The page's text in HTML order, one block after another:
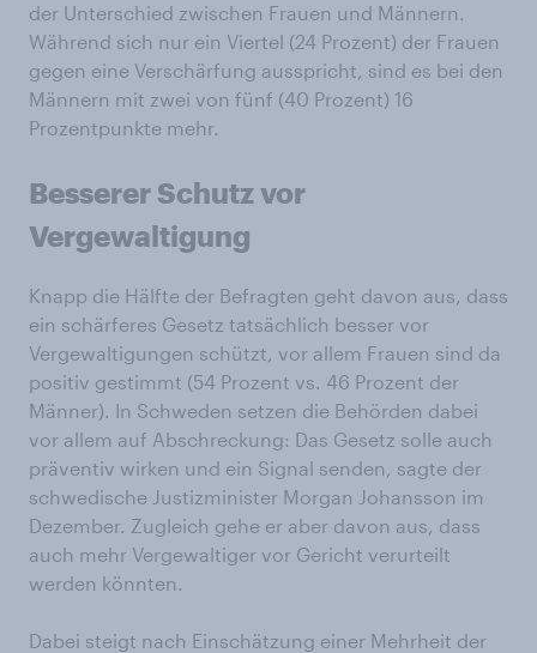
der Unterschied zwischen Frauen und Männern.
Während sich nur ein Viertel (24 Prozent) der Frauen
gegen eine Verschärfung ausspricht, sind es bei den
Männern mit zwei von fünf (40 Prozent) 16
Prozentpunkte mehr.
Besserer Schutz vor
Vergewaltigung
Knapp die Hälfte der Befragten geht davon aus, dass
ein schärferes Gesetz tatsächlich besser vor
Vergewaltigungen schützt, vor allem Frauen sind da
positiv gestimmt (54 Prozent vs. 46 Prozent der
Männer). In Schweden setzen die Behörden dabei
vor allem auf Abschreckung: Das Gesetz solle auch
präventiv wirken und ein Signal senden, sagte der
schwedische Justizminister Morgan Johansson im
Dezember. Zugleich gehe er aber davon aus, dass
auch mehr Vergewaltiger vor Gericht verurteilt
werden könnten.
Dabei steigt nach Einschätzung einer Mehrheit der